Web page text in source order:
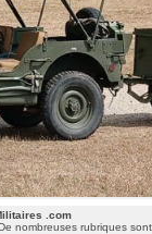
.com
rubriques